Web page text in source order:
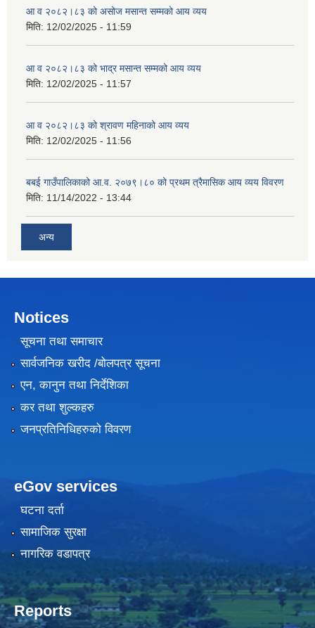
आ व २०८२।८३ को असोज मसान्त सम्मको आय व्यय
मिति: 12/02/2025 - 11:59
आ व २०८२।८३ को भाद्र मसान्त सम्मको आय व्यय
मिति: 12/02/2025 - 11:57
आ व २०८२।८३ को श्रावण महिनाको आय व्यय
मिति: 12/02/2025 - 11:56
बबई गाउँपालिकाको आ.व. २०७९।८० को प्रथम त्रैमासिक आय व्यय विवरण
मिति: 11/14/2022 - 13:44
अन्य
Notices
सूचना तथा समाचार
सार्वजनिक खरीद /बोलपत्र सूचना
एन, कानुन तथा निर्देशिका
कर तथा शुल्कहरु
जनप्रतिनिधिहरुको विवरण
eGov services
घटना दर्ता
सामाजिक सुरक्षा
नागरिक वडापत्र
Reports